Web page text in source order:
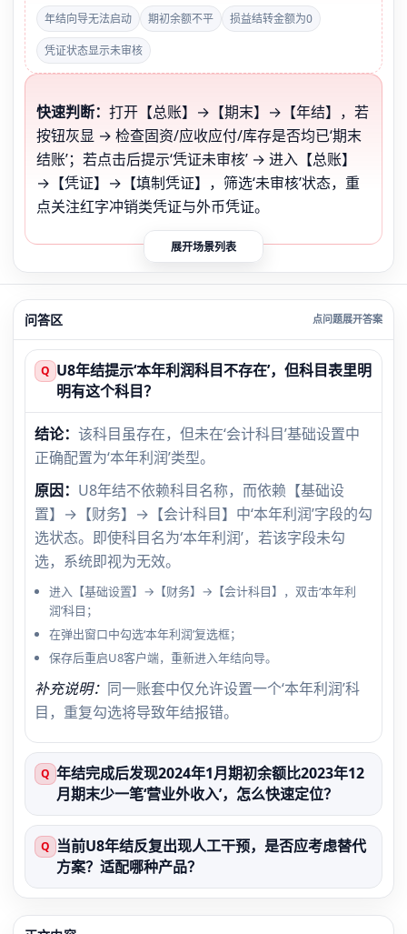
年结向导无法启动 期初余额不平 损益结转金额为0
凭证状态显示未审核
快速判断： 打开【总账】→【期末】→【年结】，若
按钮灰显 → 检查固资/应收应付/库存是否均已‘期末
结账’；若点击后提示‘凭证未审核’ → 进入【总账】
→【凭证】→【填制凭证】，筛选‘未审核’状态，重
点关注红字冲销类凭证与外币凭证。
展开场景列表
问答区
Q U8年结提示‘本年利润科目不存在’，但科目表里明
明有这个科目？
结论： 该科目虽存在，但未在‘会计科目’基础设置中
正确配置为‘本年利润’类型。
原因： U8年结不依赖科目名称，而依赖【基础设
置】→【财务】→【会计科目】中‘本年利润’字段的勾
选状态。即使科目名为‘本年利润’，若该字段未勾
选，系统即视为无效。
进入【基础设置】→【财务】→【会计科目】，双击‘本年利
润’科目；
在弹出窗口中勾选‘本年利润’复选框；
保存后重启U8客户端，重新进入年结向导。
补充说明： 同一账套中仅允许设置一个‘本年利润’科
目，重复勾选将导致年结报错。
Q 年结完成后发现2024年1月期初余额比2023年12
月期末少一笔‘营业外收入’，怎么快速定位？
Q 当前U8年结反复出现人工干预，是否应考虑替代
方案？适配哪种产品？